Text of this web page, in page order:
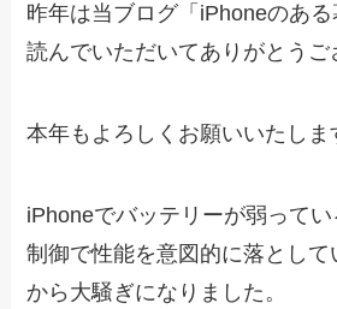
昨年は当ブログ「iPhoneのあ
読んでいただいてありがとうご
本年もよろしくお願いいたしま
iPhoneでバッテリーが弱って
制御で性能を意図的に落とし
から大騒ぎになりました。